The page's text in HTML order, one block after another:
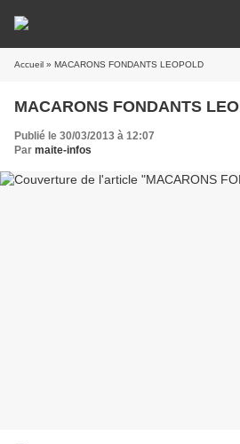
Accueil » MACARONS FONDANTS LEOPOLD
MACARONS FONDANTS
Publié le 30/03/2013 à 12:07
Par maite-infos